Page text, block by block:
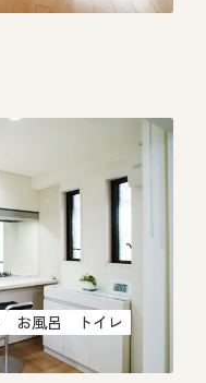
お風呂
トイレ